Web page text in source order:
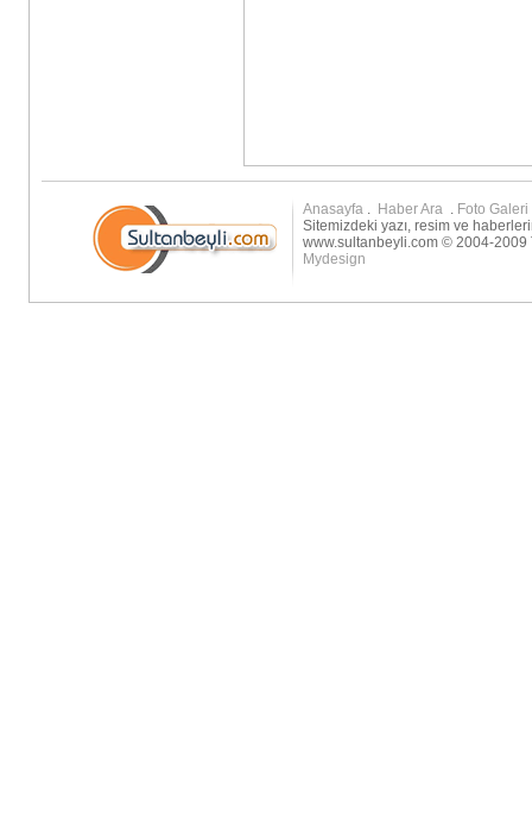
Anasayfa . Haber Ara . Foto Galeri
Sitemizdeki yazı, resim ve
www.sultanbeyli.com © 2004-2009
Mydesign